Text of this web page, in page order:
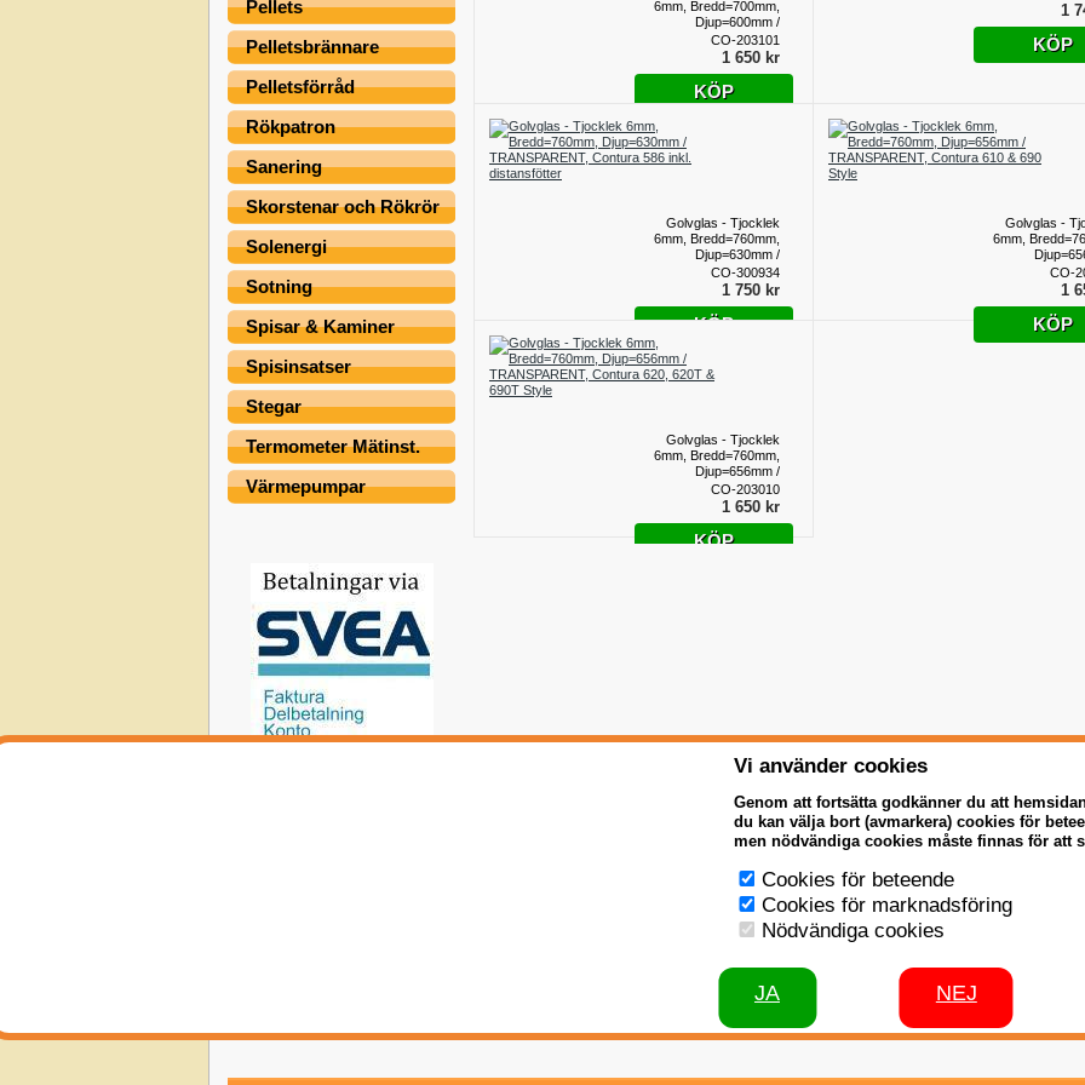
Pellets
Pelletsbrännare
Pelletsförråd
Rökpatron
Sanering
Skorstenar och Rökrör
Solenergi
Sotning
Spisar & Kaminer
Spisinsatser
Stegar
Termometer Mätinst.
Värmepumpar
6mm, Bredd=700mm,
Djup=600mm /
TRANSPARENT,
Contura 870 & 886
CO-203101
1 650 kr
KÖP
Contura 500 kort
1
KÖP
Golvglas - Tjocklek
6mm, Bredd=760mm,
Djup=630mm /
TRANSPARENT,
Contura 586 mfl. inkl.
CO-300934
1 750 kr
KÖP
Golvglas -
6mm,
Contura 610 &
CO-
1
KÖP
Golvglas - Tjocklek
6mm, Bredd=760mm,
Djup=656mm /
TRANSPARENT,
Contura 620, 620T &
CO-203010
1 650 kr
KÖP
Vi använder cookies
Genom att fortsätta godkänner du att
du kan välja bort (avmarkera) cookies för
men nödvändiga cookies måste finnas för att
Cookies för beteende
Cookies för marknadsföring
Nödvändiga cookies
JA NEJ